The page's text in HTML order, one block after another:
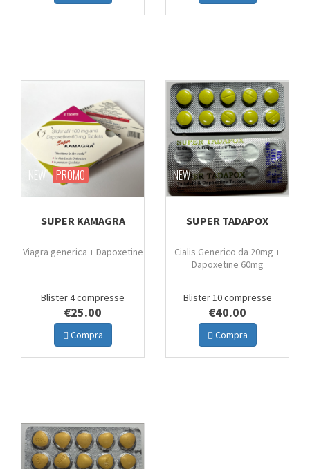
NEW PROMO
SUPER KAMAGRA
Viagra generica + Dapoxetine
Blister 4 compresse
€25.00
Compra
NEW
SUPER TADAPOX
Cialis Generico da 20mg +
Dapoxetine 60mg
Blister 10 compresse
€40.00
Compra